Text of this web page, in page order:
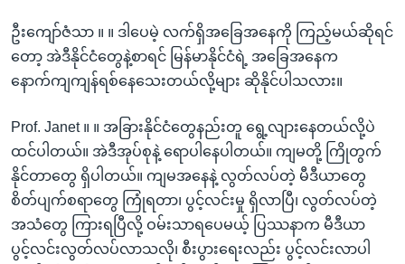
ဦးကျော်ဇံသာ ။ ။ ဒါပေမဲ့ လက်ရှိအခြေအနေကို ကြည့်မယ်ဆိုရင်
တော့ အဲဒီနိုင်ငံတွေနဲ့စာရင် မြန်မာနိုင်ငံရဲ့ အခြေအနေက
နောက်ကျကျန်ရစ်နေသေးတယ်လို့များ ဆိုနိုင်ပါသလား။
Prof. Janet ။ ။ အခြားနိုင်ငံတွေနည်းတူ ရွေ့လျားနေတယ်လို့ပဲ
ထင်ပါတယ်။ အဲဒီအုပ်စုနဲ့ ရောပါနေပါတယ်။ ကျမတို့ ကြိုတွက်
နိုင်တာတွေ ရှိပါတယ်။ ကျမအနေနဲ့ လွတ်လပ်တဲ့ မီဒီယာတွေ
စိတ်ပျက်စရာတွေ ကြုံရတာ၊ ပွင့်လင်းမှု ရှိလာပြီ၊ လွတ်လပ်တဲ့
အသံတွေ ကြားရပြီလို့ ဝမ်းသာရပေမယ့် ပြဿနာက မီဒီယာ
ပွင့်လင်းလွတ်လပ်လာသလို၊ စီးပွားရေးလည်း ပွင့်လင်းလာပါ